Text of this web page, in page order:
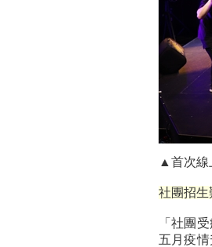
▲首次線
社團招生
「社團
五月疫